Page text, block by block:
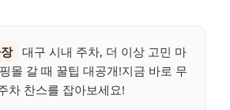
대구 시내 주차, 더 이상 고민 마
몰 갈 때 꿀팁 대공개!지금 바로 무
차 찬스를 잡아보세요!